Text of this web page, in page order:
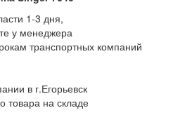
1-3 дня,
у менеджера
транспортных компаний
в г.Егорьевск
товара на складе